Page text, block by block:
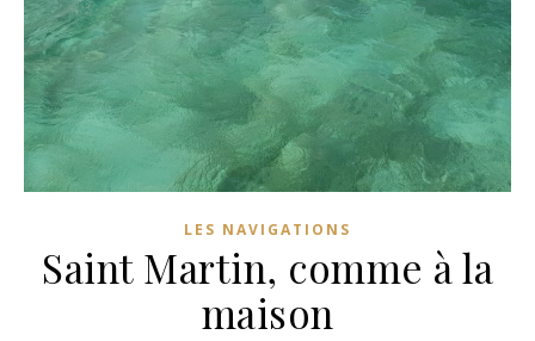
LES NAVIGATIONS
Saint Martin, comme à la
maison